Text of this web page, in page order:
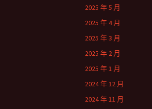
2025 年 5 月
2025 年 4 月
2025 年 3 月
2025 年 2 月
2025 年 1 月
2024 年 12 月
2024 年 11 月